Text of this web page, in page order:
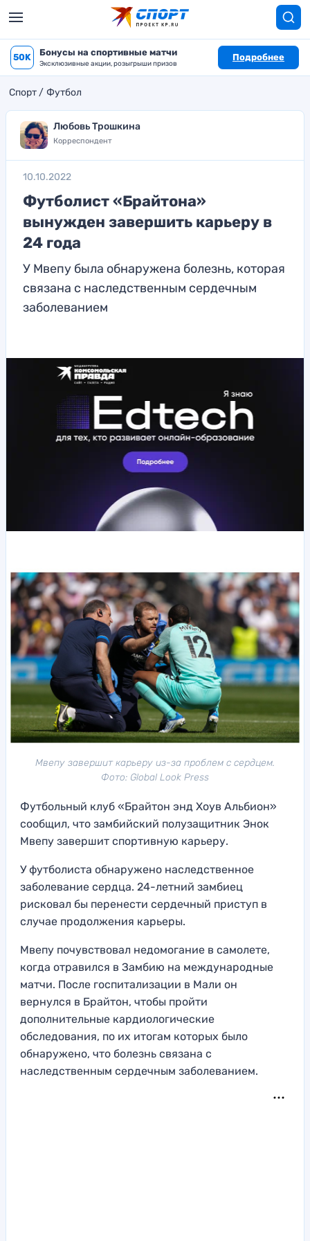
50K Бонусы на спортивные матчи
Эксклюзивные акции, розыгрыши призов
Подробнее
Спорт Футбол
Любовь Трошкина
Корреспондент
10.10.2022
Футболист «Брайтона»
вынужден завершить карьеру в
24 года
У Мвепу была обнаружена болезнь, которая
связана с наследственным сердечным
заболеванием
Мвепу завершит карьеру из-за проблем с сердцем.
Фото: Global Look Press
Футбольный клуб «Брайтон энд Хоув Альбион»
сообщил, что замбийский полузащитник Энок
Мвепу завершит спортивную карьеру.
У футболиста обнаружено наследственное
заболевание сердца. 24-летний замбиец
рисковал бы перенести сердечный приступ в
случае продолжения карьеры.
Мвепу почувствовал недомогание в самолете,
когда отравился в Замбию на международные
матчи. После госпитализации в Мали он
вернулся в Брайтон, чтобы пройти
дополнительные кардиологические
обследования, по их итогам которых было
обнаружено, что болезнь связана с
наследственным сердечным заболеванием.